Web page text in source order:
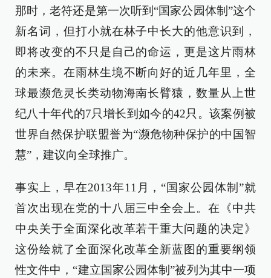
那时，老符还是第一次听到“国家公园体制”这个
新名词，但打小就在林子中长大的他意识到，
即将改变的不只是自己的命运，更是这片雨林
的未来。在雨林生境不断向好的近几年里，全
球最濒危灵长类动物海南长臂猿，数量从上世
纪八十年代的7只增长到如今的42只。该案例被
世界自然保护联盟誉为“濒危物种保护的中国智
慧”，建议向全球推广。
事实上，早在2013年11月，“国家公园体制”就
首次出现在党的十八届三中全会上。在《中共
中央关于全面深化改革若干重大问题的决定》
这份绘就了全面深化改革全新蓝图的重要纲领
性文件中，“建立国家公园体制”被列为其中一项